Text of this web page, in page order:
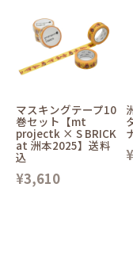
マスキングテープ10
巻セット【mt
projectk × S BRICK
at 洲本2025】送料
込
¥3,610